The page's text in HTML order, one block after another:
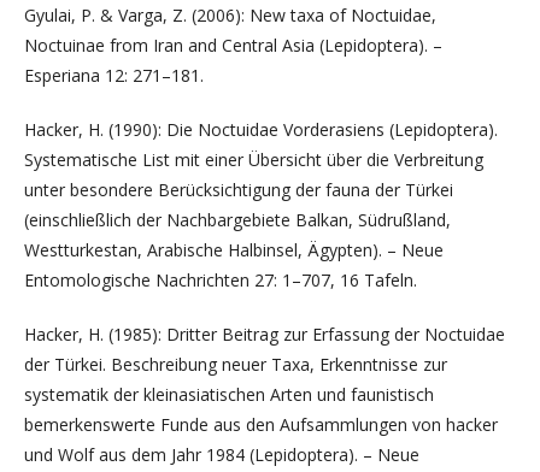
Gyulai, P. & Varga, Z. (2006): New taxa of Noctuidae,
Noctuinae from Iran and Central Asia (Lepidoptera). –
Esperiana 12: 271–181.
Hacker, H. (1990): Die Noctuidae Vorderasiens (Lepidoptera).
Systematische List mit einer Übersicht über die Verbreitung
unter besondere Berücksichtigung der fauna der Türkei
(einschließlich der Nachbargebiete Balkan, Südrußland,
Westturkestan, Arabische Halbinsel, Ägypten). – Neue
Entomologische Nachrichten 27: 1–707, 16 Tafeln.
Hacker, H. (1985): Dritter Beitrag zur Erfassung der Noctuidae
der Türkei. Beschreibung neuer Taxa, Erkenntnisse zur
systematik der kleinasiatischen Arten und faunistisch
bemerkenswerte Funde aus den Aufsammlungen von hacker
und Wolf aus dem Jahr 1984 (Lepidoptera). – Neue